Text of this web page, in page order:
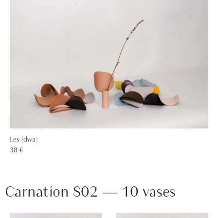
Les [dwa]
38 €
Carnation S02 — 10 vases